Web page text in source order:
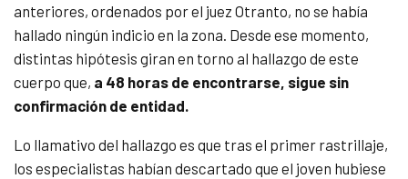
anteriores, ordenados por el juez Otranto, no se había
hallado ningún indicio en la zona. Desde ese momento,
distintas hipótesis giran en torno al hallazgo de este
cuerpo que, a 48 horas de encontrarse, sigue sin
confirmación de entidad.
Lo llamativo del hallazgo es que tras el primer rastrillaje,
los especialistas habían descartado que el joven hubiese